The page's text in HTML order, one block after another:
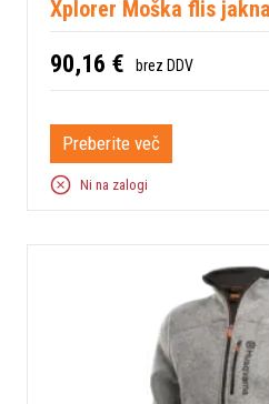
Xplorer Moška flis jakna
90,16 € brez DDV
Preberite več
Ni na zalogi